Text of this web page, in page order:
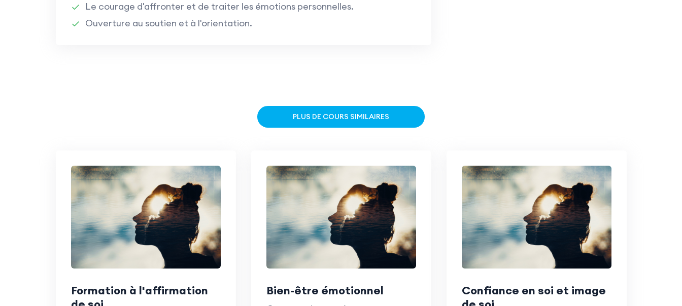
Le courage d'affronter et de traiter les émotions personnelles.
Ouverture au soutien et à l'orientation.
PLUS DE COURS SIMILAIRES
Formation à l'affirmation
Bien-être émotionnel
Confiance en soi et image